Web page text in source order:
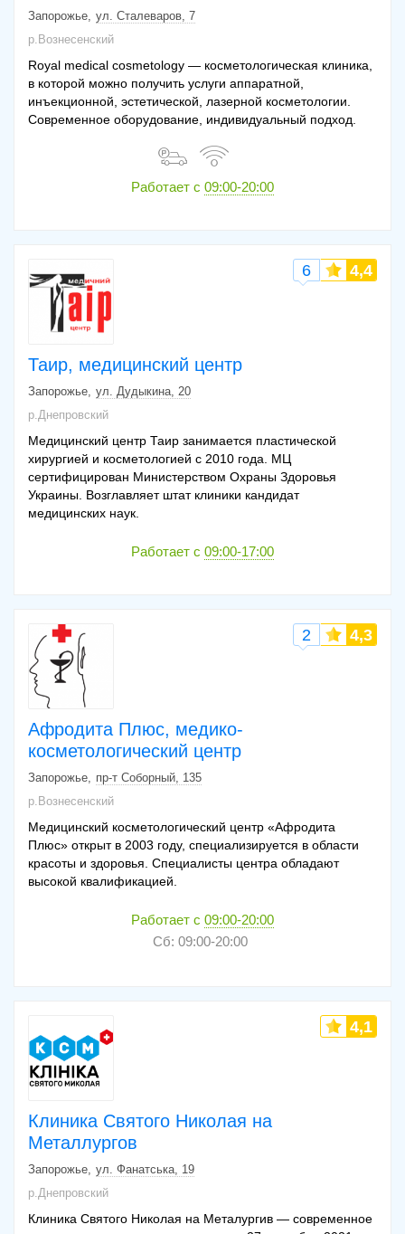
Запорожье ул. Сталеваров, 7
р.Вознесенский
Royal medical cosmetology — косметологическая клиника,
в которой можно получить услуги аппаратной,
инъекционной, эстетической, лазерной косметологии.
Современное оборудование, индивидуальный подход.
Работает с 09:00-20:00
Таир, медицинский центр
6 4,4
Запорожье ул. Дудыкина, 20
р.Днепровский
Медицинский центр Таир занимается пластической
хирургией и косметологией с 2010 года. МЦ
сертифицирован Министерством Охраны Здоровья
Украины. Возглавляет штат клиники кандидат
медицинских наук.
Работает с 09:00-17:00
Афродита Плюс, медико-
косметологический центр
2 4,3
Запорожье
пр-т Соборный, 135
р.Вознесенский
Медицинский косметологический центр «Афродита
Плюс» открыт в 2003 году, специализируется в области
красоты и здоровья. Специалисты центра обладают
высокой квалификацией.
Работает с 09:00-20:00
Сб: 09:00-20:00
Клиника Святого Николая на
Металлургов
4,1
Запорожье ул. Фанатська, 19
р.Днепровский
Клиника Святого Николая на Металургив — современное